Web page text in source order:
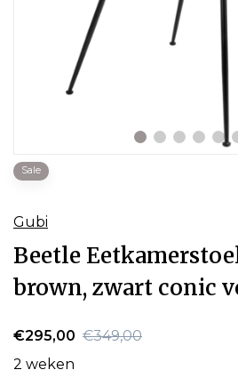
Sale
Gubi
Beetle
brown, zwart conic
€295,00 €349,00
2 weken